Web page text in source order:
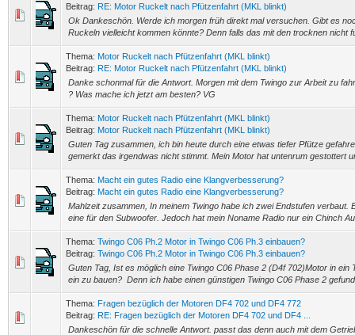
Beitrag: RE: Motor Ruckelt nach Pfützenfahrt (MKL blinkt)
Ok Dankeschön. Werde ich morgen früh direkt mal versuchen. Gibt es
Ruckeln vielleicht kommen könnte? Denn falls das mit den trocknen nicht
Thema: Motor Ruckelt nach Pfützenfahrt (MKL blinkt)
Beitrag: RE: Motor Ruckelt nach Pfützenfahrt (MKL blinkt)
Danke schonmal für die Antwort. Morgen mit dem Twingo zur Arbeit zu
? Was mache ich jetzt am besten? VG
Thema: Motor Ruckelt nach Pfützenfahrt (MKL blinkt)
Beitrag: Motor Ruckelt nach Pfützenfahrt (MKL blinkt)
Guten Tag zusammen, ich bin heute durch eine etwas tiefer Pfütze
gemerkt das irgendwas nicht stimmt. Mein Motor hat untenrum gestottert
Thema: Macht ein gutes Radio eine Klangverbesserung?
Beitrag: Macht ein gutes Radio eine Klangverbesserung?
Mahlzeit zusammen, In meinem Twingo habe ich zwei Endstufen verbaut.
eine für den Subwoofer. Jedoch hat mein Noname Radio nur ein Chinch
Thema: Twingo C06 Ph.2 Motor in Twingo C06 Ph.3 einbauen?
Beitrag: Twingo C06 Ph.2 Motor in Twingo C06 Ph.3 einbauen?
Guten Tag, Ist es möglich eine Twingo C06 Phase 2 (D4f 702)Motor in ein
ein zu bauen? Denn ich habe einen günstigen Twingo C06 Phase 2
Thema: Fragen bezüglich der Motoren DF4 702 und DF4 772
Beitrag: RE: Fragen bezüglich der Motoren DF4 702 und DF4 ...
Dankeschön für die schnelle Antwort. passt das denn auch mit dem